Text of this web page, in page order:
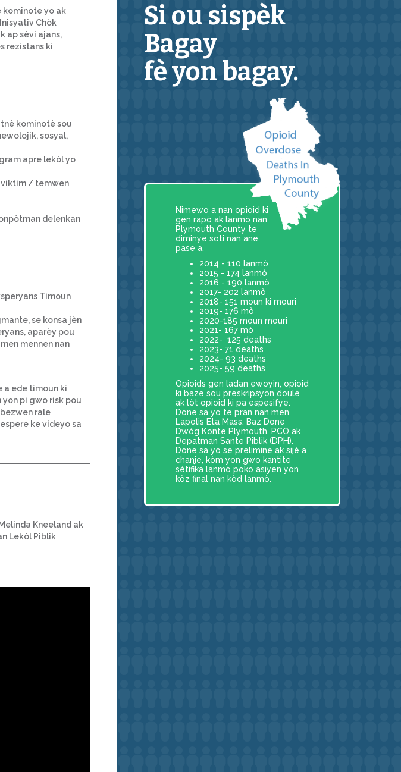
kominote yo ak
Chòk
ap sèvi ajans,
rezistans ki
kominotè sou
sosyal,
apre lekòl yo
viktim / temwen
delenkan
Timoun
se konsa jèn
aparèy pou
mennen nan
a ede timoun ki
yon pi gwo risk pou
rale
ke videyo sa
Kneeland ak
Lekòl Piblik
Si ou sispèk
Bagay
fè yon bagay.
Nimewo a nan opioid ki
gen rapò ak lanmò nan
Plymouth County te
diminye soti nan ane
pase a.
2014 - 110 lanmò
2015 - 174 lanmò
2016 - 190 lanmò
2017- 202 lanmò
2018- 151 moun ki mouri
2019- 176 mò
2020-185 moun mouri
2021- 167 mò
2022- 125 deaths
2023- 71 deaths
2024- 93 deaths
2025- 59 deaths
Opioids gen ladan ewoyin, opioid
ki baze sou preskripsyon doulè
ak lòt opioid ki pa espesifye.
Done sa yo te pran nan men
Lapolis Eta Mass, Baz Done
Dwòg Konte Plymouth, PCO ak
Depatman Sante Piblik (DPH).
Done sa yo se preliminè ak sijè a
chanje, kòm yon gwo kantite
sètifika lanmò poko asiyen yon
kòz final nan kòd lanmò.